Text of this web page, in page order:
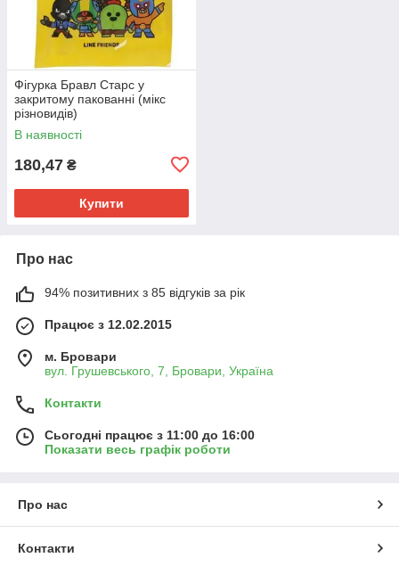
Фігурка Бравл Старс у
закритому пакованні (мікс
різновидів)
В наявності
180,47 ₴
Купити
Про нас
94% позитивних з 85 відгуків за рік
Працює з 12.02.2015
м. Бровари
вул. Грушевського, 7, Бровари, Україна
Контакти
Сьогодні працює з 11:00 до 16:00
Показати весь графік роботи
Про нас
Контакти